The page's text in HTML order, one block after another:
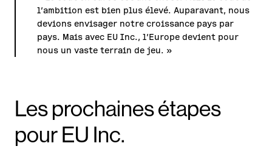
l’ambition est bien plus élevé. Auparavant, nous
devions envisager notre croissance pays par
pays. Mais avec EU Inc., l’Europe devient pour
nous un vaste terrain de jeu. »
Les prochaines étapes
pour EU Inc.